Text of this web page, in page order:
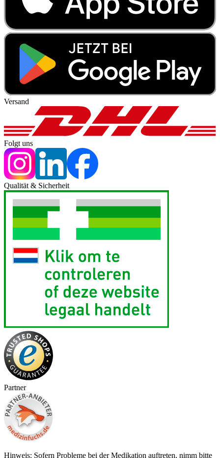
Versand
Folgt uns
Qualität & Sicherheit
Partner
Hinweis: Sofern Probleme bei der Medikation auftreten, nimm bitte